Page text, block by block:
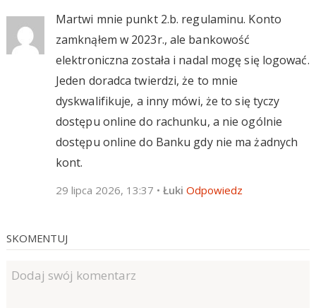
Martwi mnie punkt 2.b. regulaminu. Konto
zamknąłem w 2023r., ale bankowość
elektroniczna została i nadal mogę się logować.
Jeden doradca twierdzi, że to mnie
dyskwalifikuje, a inny mówi, że to się tyczy
dostępu online do rachunku, a nie ogólnie
dostępu online do Banku gdy nie ma żadnych
kont.
29 lipca 2026, 13:37 • Łuki Odpowiedz
SKOMENTUJ